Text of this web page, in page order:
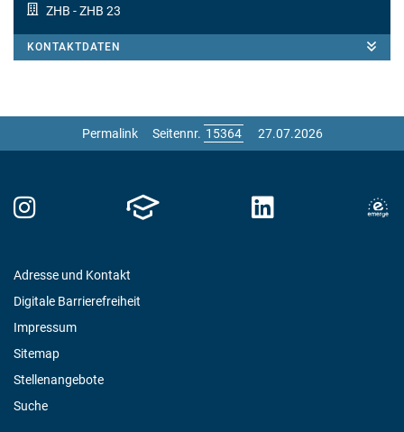
ZHB - ZHB 23
KONTAKTDATEN
Permalink Seitennr. 27.07.2026
Adresse und Kontakt
Digitale Barrierefreiheit
Impressum
Sitemap
Stellenangebote
Suche